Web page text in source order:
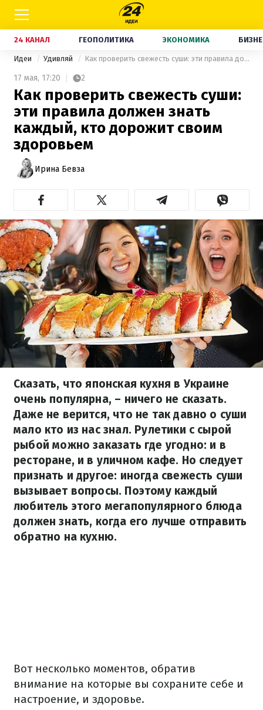
24 КАНАЛ ГЕОПОЛИТИКА ЭКОНОМИКА
Идеи Удивляй Как проверить свежесть суши: эти правила должен знать каждый, кто дорожит своим здоровьем
17 мая, 17:20 2
Как проверить свежесть суши:
эти правила должен знать
каждый, кто дорожит своим
здоровьем
Ирина Бевза
Сказать, что японская кухня в Украине
очень популярна, – ничего не сказать.
Даже не верится, что не так давно о суши
мало кто из нас знал. Рулетики с сырой
рыбой можно заказать где угодно: и в
ресторане, и в уличном кафе. Но следует
признать и другое: иногда свежесть суши
вызывает вопросы. Поэтому каждый
любитель этого мегапопулярного блюда
должен знать, когда его лучше отправить
обратно на кухню.
Вот несколько моментов, обратив
внимание на которые вы сохраните себе и
настроение, и здоровье.